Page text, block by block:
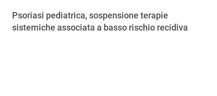
Psoriasi pediatrica, sospensione terapie
sistemiche associata a basso rischio recidiva